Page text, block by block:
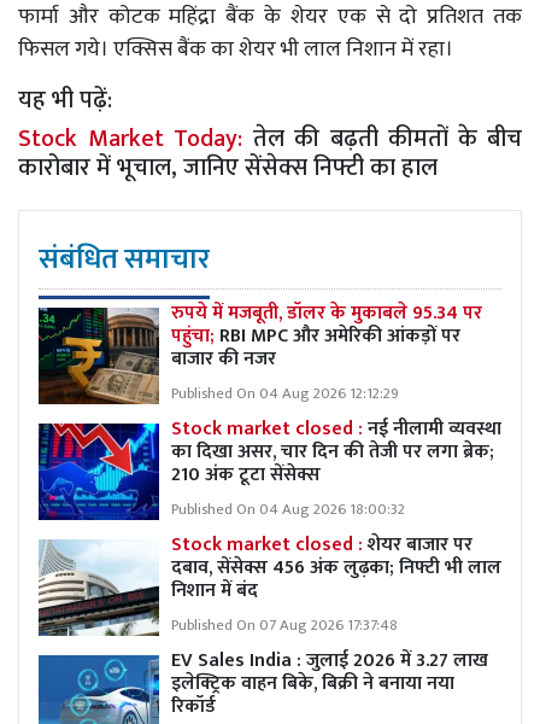
फार्मा और कोटक महिंद्रा बैंक के शेयर एक से दो प्रतिशत तक
फिसल गये। एक्सिस बैंक का शेयर भी लाल निशान में रहा।
यह भी पढ़ें:
Stock Market Today: तेल की बढ़ती कीमतों के बीच
कारोबार में भूचाल, जानिए सेंसेक्स निफ्टी का हाल
संबंधित समाचार
रुपये में मजबूती, डॉलर के मुकाबले 95.34 पर
पहुंचा; RBI MPC और अमेरिकी आंकड़ों पर
बाजार की नजर
Published On 04 Aug 2026 12:12:29
Stock market closed :नई नीलामी व्यवस्था
का दिखा असर, चार दिन की तेजी पर लगा ब्रेक;
210 अंक टूटा सेंसेक्स
Published On 04 Aug 2026 18:00:32
Stock market closed :शेयर बाजार पर
दबाव, सेंसेक्स 456 अंक लुढ़का; निफ्टी भी लाल
निशान में बंद
Published On 07 Aug 2026 17:37:48
EV Sales India : जुलाई 2026 में 3.27 लाख
इलेक्ट्रिक वाहन बिके, बिक्री ने बनाया नया
रिकॉर्ड